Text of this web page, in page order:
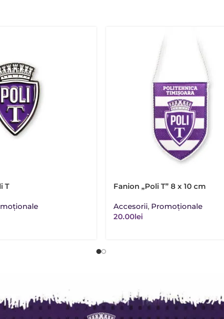
T Fanion „Poli T” 8 x 10 cm
Accesorii, Promoţionale
20.00lei